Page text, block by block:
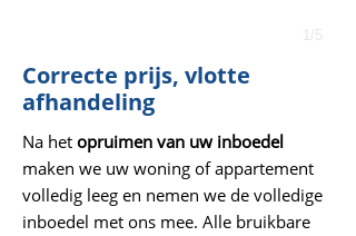
Correcte prijs, vlotte
afhandeling
Na het opruimen van uw inboedel
maken we uw woning of appartement
volledig leeg en nemen we de volledige
inboedel met ons mee. Alle bruikbare